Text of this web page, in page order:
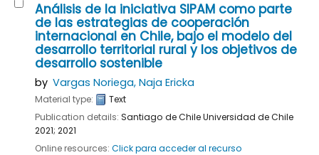
Análisis de la iniciativa SIPAM como parte
de las estrategias de cooperación
internacional en Chile, bajo el modelo del
desarrollo territorial rural y los objetivos de
desarrollo sostenible
by Vargas Noriega, Naja Ericka
Material type:
Text
Publication details: Santiago de ChileUniversidad de Chile
2021; 2021
Online resources: Click para acceder al recurso